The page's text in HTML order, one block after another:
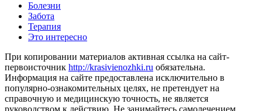
Болезни
Забота
Терапия
Это интересно
При копировании материалов активная ссылка на сайт-
первоисточник http://krasivienozhki.ru обязательна.
Информация на сайте предоставлена исключительно в
популярно-ознакомительных целях, не претендует на
справочную и медицинскую точность, не является